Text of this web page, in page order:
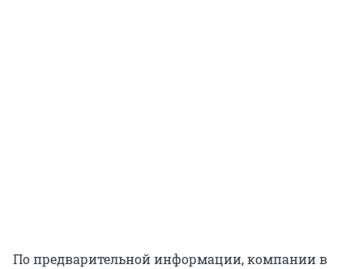
По предварительной информации, компании в